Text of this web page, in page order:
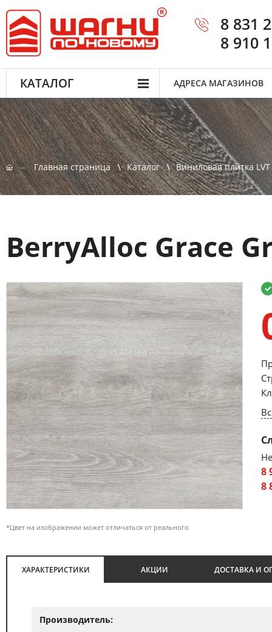
8 831
8 910
КАТАЛОГ АДРЕСА МАГАЗИНОВ
Главная страница Каталог Виниловая плитка LVT
BerryAlloc Grace
*Цвет на изображении может отличаться от реального
8
8
ХАРАКТЕРИСТИКИ АКЦИИ ДОСТАВКА И
Производитель: